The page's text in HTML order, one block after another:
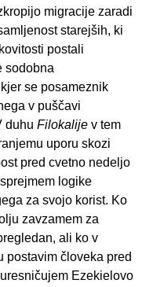
migracije zaradi
starejših, ki
postali
sodobna
se posameznik
v puščavi
duhu Filokalije v tem
uporu skozi
pred cvetno nedeljo
logike
za svojo korist. Ko
zavzamem za
ali ko v
postavim človeka pred
Ezekielovo